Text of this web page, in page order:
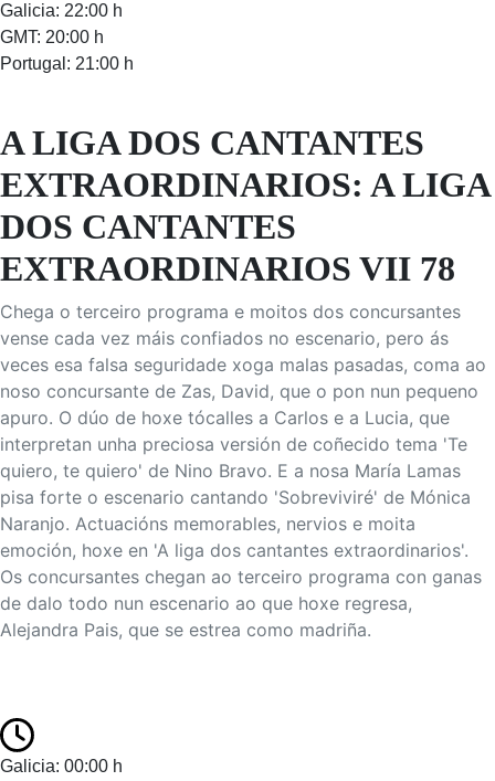
Galicia: 22:00 h
GMT: 20:00 h
Portugal: 21:00 h
A LIGA DOS CANTANTES
EXTRAORDINARIOS: A LIGA
DOS CANTANTES
EXTRAORDINARIOS VII 78
Chega o terceiro programa e moitos dos concursantes
vense cada vez máis confiados no escenario, pero ás
veces esa falsa seguridade xoga malas pasadas, coma ao
noso concursante de Zas, David, que o pon nun pequeno
apuro. O dúo de hoxe tócalles a Carlos e a Lucia, que
interpretan unha preciosa versión de coñecido tema 'Te
quiero, te quiero' de Nino Bravo. E a nosa María Lamas
pisa forte o escenario cantando 'Sobreviviré' de Mónica
Naranjo. Actuacións memorables, nervios e moita
emoción, hoxe en 'A liga dos cantantes extraordinarios'.
Os concursantes chegan ao terceiro programa con ganas
de dalo todo nun escenario ao que hoxe regresa,
Alejandra Pais, que se estrea como madriña.
Galicia: 00:00 h